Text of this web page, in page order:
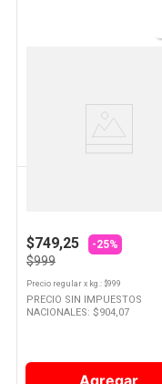
Ver
Producto
$749,25 -25%
$999
Precio regular x kg. : $999
PRECIO SIN IMPUESTOS
NACIONALES: $904,07
Agregar